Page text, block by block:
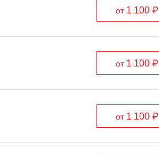
от 1 100 ₽
от 1 100 ₽
от 1 100 ₽